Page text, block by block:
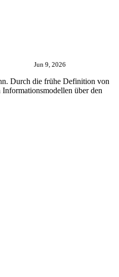
Jun 9, 2026
Durch die frühe Definition von
über den